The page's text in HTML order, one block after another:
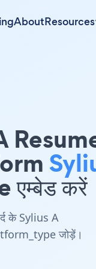
AboutResources
करें
के Sylius A
जोड़ें।